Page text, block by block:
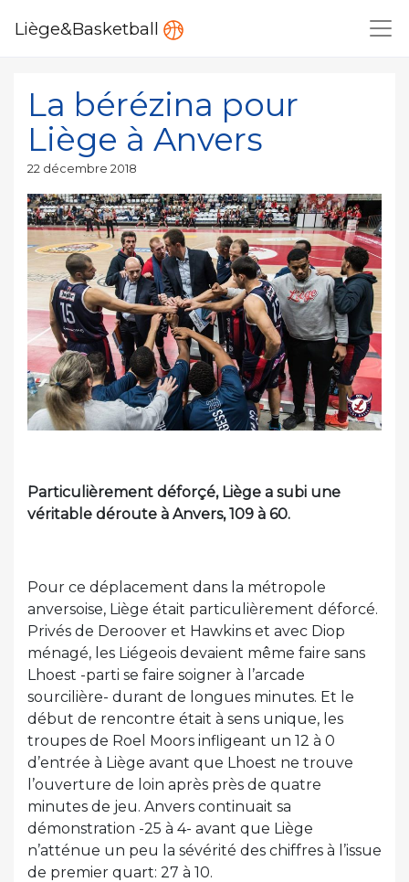
Liège&Basketball
La bérézina pour
Liège à Anvers
Publié
22 décembre 2018
Particulièrement déforçé, Liège a subi une
véritable déroute à Anvers, 109 à 60.
Pour ce déplacement dans la métropole
anversoise, Liège était particulièrement déforcé.
Privés de Deroover et Hawkins et avec Diop
ménagé, les Liégeois devaient même faire sans
Lhoest -parti se faire soigner à l’arcade
sourcilière- durant de longues minutes. Et le
début de rencontre était à sens unique, les
troupes de Roel Moors infligeant un 12 à 0
d’entrée à Liège avant que Lhoest ne trouve
l’ouverture de loin après près de quatre
minutes de jeu. Anvers continuait sa
démonstration -25 à 4- avant que Liège
n’atténue un peu la sévérité des chiffres à l’issue
de premier quart: 27 à 10.